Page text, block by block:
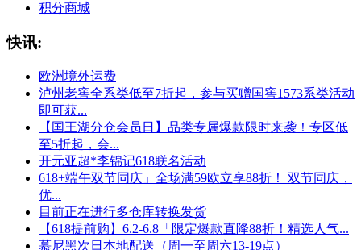
积分商城
快讯:
欧洲境外运费
泸州老窖全系类低至7折起，参与买赠国窖1573系类活动
即可获...
【国王湖分仓会员日】品类专属爆款限时来袭！专区低
至5折起，会...
开元亚超*李锦记618联名活动
618+端午双节同庆」全场满59欧立享88折！ 双节同庆，
优...
目前正在进行多仓库转换发货
【618提前购】6.2-6.8「限定爆款直降88折！精选人气...
慕尼黑次日本地配送（周一至周六13-19点）